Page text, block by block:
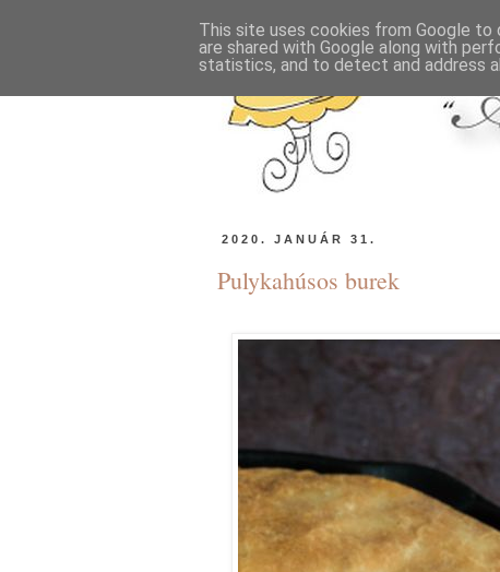
2020. JANUÁR 31.
Pulykahúsos burek
This site uses cookies from Google to
are shared with Google along with
statistics, and to detect and address